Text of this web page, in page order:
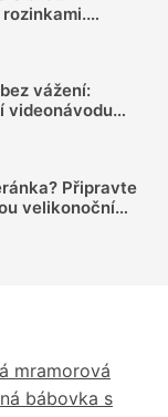
vážení:
videonávodu
Připravte
velikonoční
mramorová
bábovka s